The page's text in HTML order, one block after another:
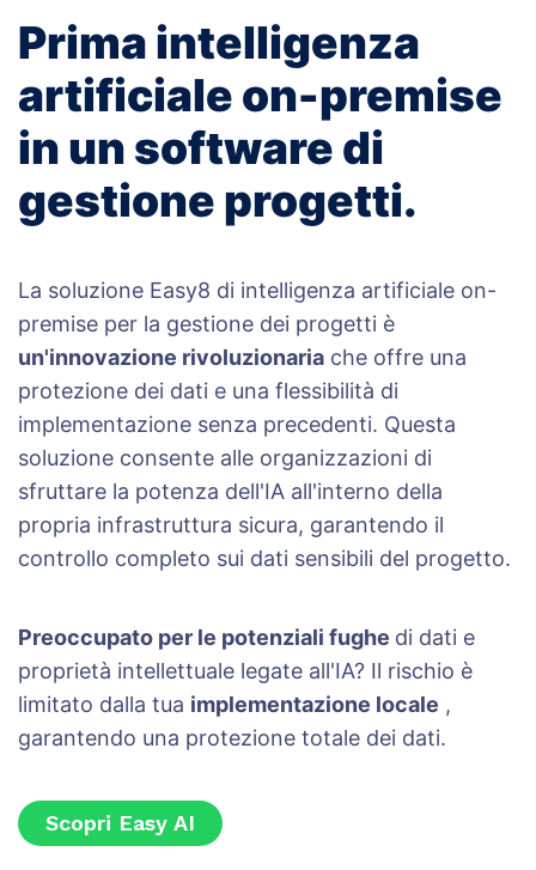
Prima intelligenza
artificiale on-premise
in un software di
gestione progetti.
La soluzione Easy8 di intelligenza artificiale on-
premise per la gestione dei progetti è
un'innovazione rivoluzionaria che offre una
protezione dei dati e una flessibilità di
implementazione senza precedenti. Questa
soluzione consente alle organizzazioni di
sfruttare la potenza dell'IA all'interno della
propria infrastruttura sicura, garantendo il
controllo completo sui dati sensibili del progetto.
Preoccupato per le potenziali fughe di dati e
proprietà intellettuale legate all'IA? Il rischio è
limitato dalla tua implementazione locale ,
garantendo una protezione totale dei dati.
Scopri Easy AI